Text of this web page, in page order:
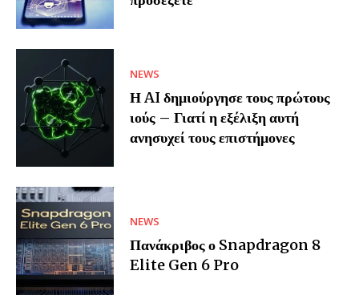
NEWS
Η AI δημιούργησε τους πρώτους
ιούς – Γιατί η εξέλιξη αυτή
ανησυχεί τους επιστήμονες
NEWS
Πανάκριβος ο Snapdragon 8
Elite Gen 6 Pro